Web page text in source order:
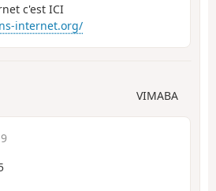
c'est ICI
internet.org/
VIMABA